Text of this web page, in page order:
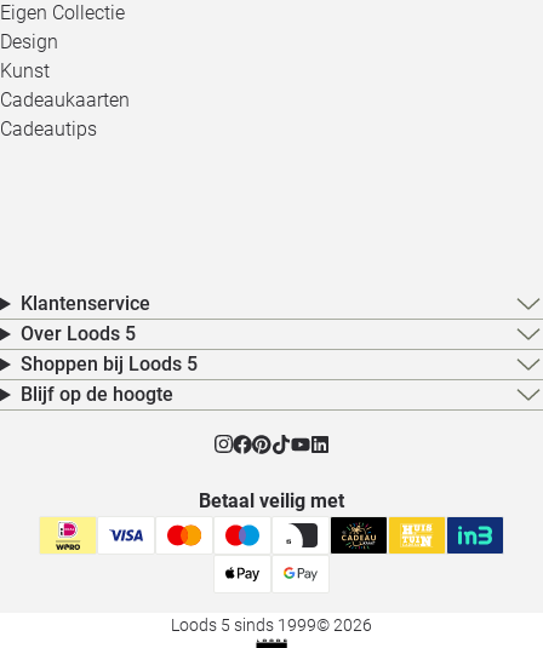
Eigen Collectie
Design
Kunst
Cadeaukaarten
Cadeautips
Klantenservice
Over Loods 5
Shoppen bij Loods 5
Blijf op de hoogte
Betaal veilig met
Loods 5 sinds 1999© 2026